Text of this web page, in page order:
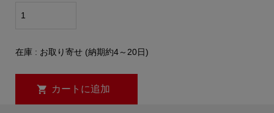
在庫 : お取り寄せ (納期約4～20日)